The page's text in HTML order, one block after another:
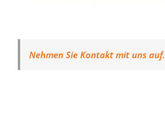
Nehmen Sie Kontakt mit uns auf.